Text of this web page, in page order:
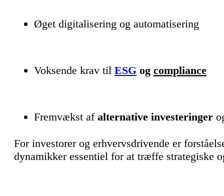
Øget digitalisering og automatisering
Voksende krav til ESG og compliance
Fremvækst af alternative investeringer
For investorer og erhvervsdrivende er
dynamikker essentiel for at træffe strategiske